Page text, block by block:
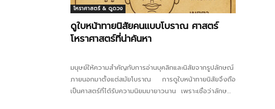
โหราศาสตร์ & ดูดวง
ดูใบหน้าทายนิสัยคนแบบโบราณ ศาสตร์
โหราศาสตร์ที่น่าค้นหา
มนุษย์ให้ความสำคัญกับการอ่านบุคลิกและนิสัยจากรูปลักษณ์
ภายนอกมาตั้งแต่สมัยโบราณ การดูใบหน้าทายนิสัยจึงถือ
เป็นศาสตร์ที่ได้รับความนิยมมายาวนาน เพราะเชื่อว่าลักษณะ